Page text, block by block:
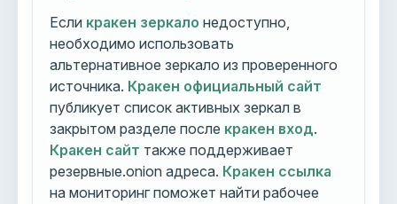
Если кракен зеркало недоступно,
необходимо использовать
альтернативное зеркало из проверенного
источника. Кракен официальный сайт
публикует список активных зеркал в
закрытом разделе после кракен вход.
Кракен сайт также поддерживает
резервные.onion адреса. Кракен ссылка
на мониторинг поможет найти рабочее